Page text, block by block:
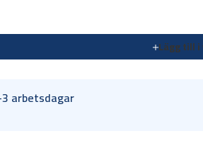
Lägg till
arbetsdagar